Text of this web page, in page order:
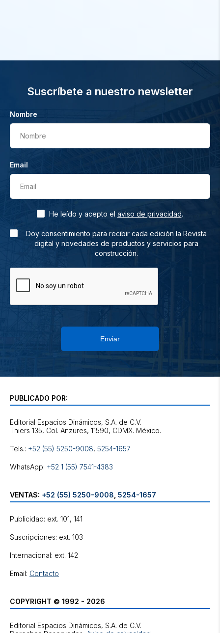
Suscríbete a nuestro newsletter
Nombre
Nombre
Email
Email
He leído y acepto el aviso de privacidad.
Doy consentimiento para recibir cada edición la Revista
digital y novedades de productos y servicios para
construcción.
Enviar
PUBLICADO POR:
Editorial Espacios Dinámicos, S.A. de C.V.
Tels.: +52 (55) 5250-9008, 5254-1657
WhatsApp: +52 1 (55) 7541-4383
VENTAS: +52 (55) 5250-9008 5254-1657
Publicidad: ext. 101, 141
Suscripciones: ext. 103
Internacional: ext. 142
Email: Contacto
COPYRIGHT © 1992 - 2026
Editorial Espacios Dinámicos, S.A. de C.V.